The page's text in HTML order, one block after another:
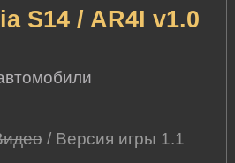
S14 / AR4I v1.0
/ Версия игры 1.1